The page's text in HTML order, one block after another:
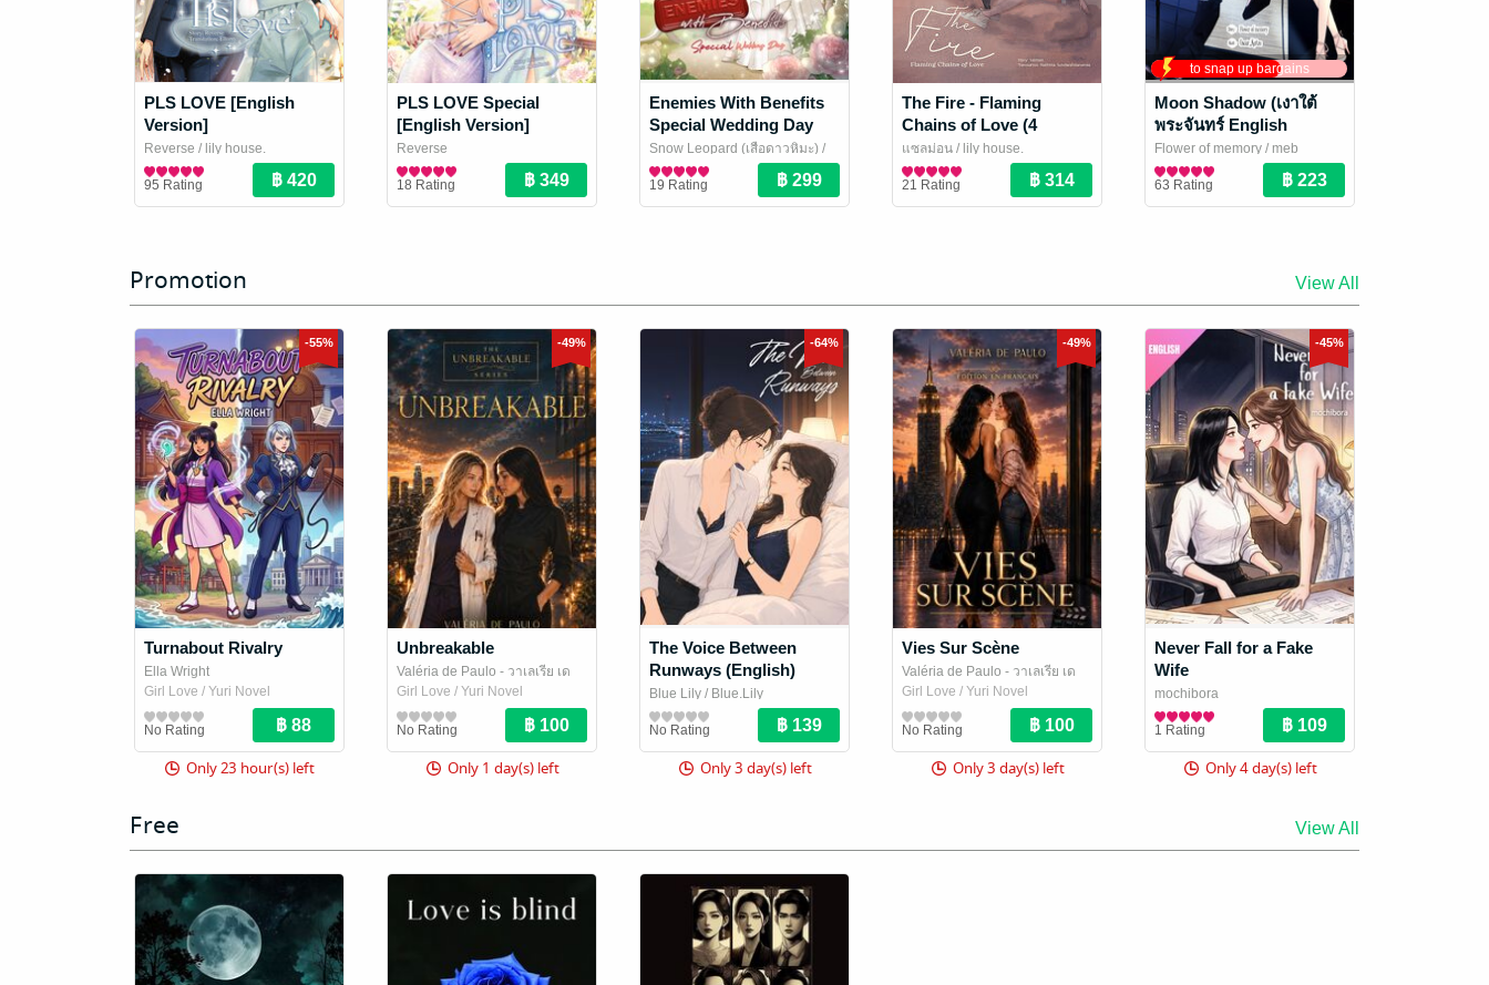
PLS LOVE [English
Version]
Reverse / lily house.
Girl Love / Yuri Novel
95 Rating
PLS LOVE Special
[English Version]
Reverse
Girl Love / Yuri Novel
18 Rating
Enemies With Benefits
Special Wedding Day
(ลัลล์ไม่ชอบไวน์ ภาค
แต่งงาน English Version)
Snow Leopard (เสือดาวหิมะ) /
เสือดาวหิมะ
Girl Love / Yuri Novel
19 Rating
The Fire - Flaming
Chains of Love (4
Elements GL Series)
[English Version]
แซลม่อน / lily house.
Girl Love / Yuri Novel
21 Rating
to snap up bargains
Moon Shadow (เงาใต้
พระจันทร์ English
version)
Flower of memory / meb
translation team
/ ดอกไม้แห่ง
ความทรงจำ
Girl Love / Yuri Novel
63 Rating
Promotion View All
-55%
Turnabout Rivalry
Ella Wright
Girl Love / Yuri Novel
No Rating
Only 23 hour(s) left
-49%
Unbreakable
Valéria de Paulo - วาเลเรีย เด
เปาลู/ Valéria de Paulo (วา
เลเรีย เด เปาโล)
Girl Love / Yuri Novel
No Rating
Only 1 day(s) left
-64%
The Voice Between
Runways (English)
Blue Lily / Blue.Lily
Girl Love / Yuri Novel
No Rating
Only 3 day(s) left
-49%
Vies Sur Scène
Valéria de Paulo - วาเลเรีย เด
เปาลู/ Valéria de Paulo (วา
เลเรีย เด เปาโล)
Girl Love / Yuri Novel
No Rating
Only 3 day(s) left
-45%
Never Fall for a Fake
Wife
mochibora
Girl Love / Yuri Novel
1 Rating
Only 4 day(s) left
Free View All